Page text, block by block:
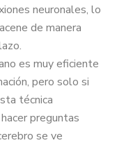
neuronales, lo
de manera
es muy eficiente
pero solo si
técnica
preguntas
se ve